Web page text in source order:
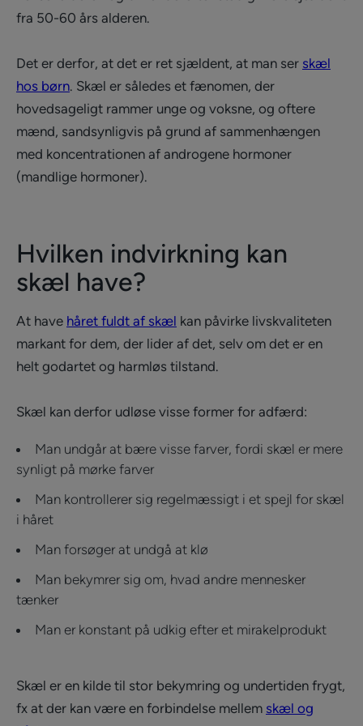
fra 50-60 års alderen.
Det er derfor, at det er ret sjældent, at man ser skæl
hos børn. Skæl er således et fænomen, der
hovedsageligt rammer unge og voksne, og oftere
mænd, sandsynligvis på grund af sammenhængen
med koncentrationen af androgene hormoner
(mandlige hormoner).
Hvilken indvirkning kan
skæl have?
At have håret fuldt af skæl kan påvirke livskvaliteten
markant for dem, der lider af det, selv om det er en
helt godartet og harmløs tilstand.
Skæl kan derfor udløse visse former for adfærd:
Man undgår at bære visse farver, fordi skæl er mere
synligt på mørke farver
Man kontrollerer sig regelmæssigt i et spejl for skæl
i håret
Man forsøger at undgå at klø
Man bekymrer sig om, hvad andre mennesker
tænker
Man er konstant på udkig efter et mirakelprodukt
Skæl er en kilde til stor bekymring og undertiden frygt,
fx at der kan være en forbindelse mellem skæl og